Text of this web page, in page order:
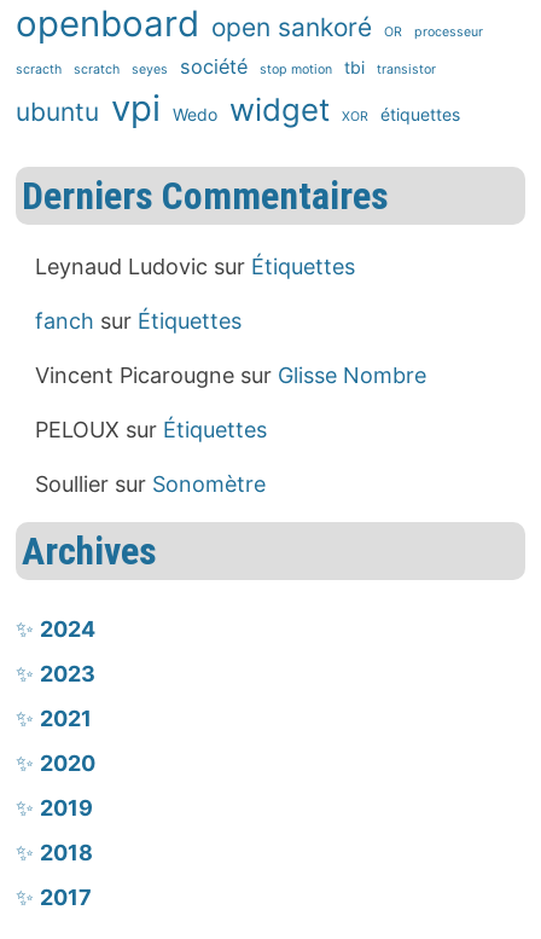
openboard open sankoré OR processeur
scracth scratch seyes société stop motion tbi transistor
ubuntu vpi Wedo widget XOR étiquettes
Derniers Commentaires
Leynaud Ludovic sur Étiquettes
fanch sur Étiquettes
Vincent Picarougnesur Glisse Nombre
PELOUX sur Étiquettes
Soulliersur Sonomètre
Archives
2024
2023
2021
2020
2019
2018
2017